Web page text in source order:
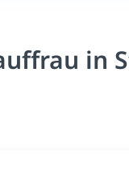
in